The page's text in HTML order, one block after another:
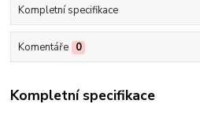
Kompletní specifikace
Komentáře 0
Kompletní specifikace